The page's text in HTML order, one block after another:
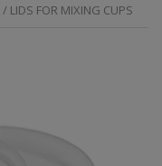
/ LIDS FOR MIXING CUPS